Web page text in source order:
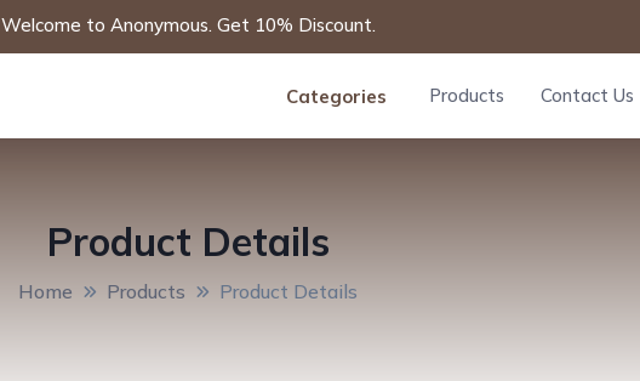
Welcome to Anonymous. Get 10% Discount.
Categories Products Contact Us
Product Details
Home Products Product Details